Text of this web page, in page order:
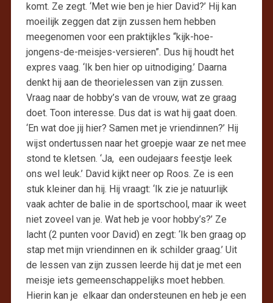
komt. Ze zegt. ‘Met wie ben je hier David?’ Hij kan
moeilijk zeggen dat zijn zussen hem hebben
meegenomen voor een praktijkles “kijk-hoe-
jongens-de-meisjes-versieren”. Dus hij houdt het
expres vaag. ‘Ik ben hier op uitnodiging.’ Daarna
denkt hij aan de theorielessen van zijn zussen.
Vraag naar de hobby’s van de vrouw, wat ze graag
doet. Toon interesse. Dus dat is wat hij gaat doen.
‘En wat doe jij hier? Samen met je vriendinnen?’ Hij
wijst ondertussen naar het groepje waar ze net mee
stond te kletsen. ‘Ja, een oudejaars feestje leek
ons wel leuk.’ David kijkt neer op Roos. Ze is een
stuk kleiner dan hij. Hij vraagt: ‘Ik zie je natuurlijk
vaak achter de balie in de sportschool, maar ik weet
niet zoveel van je. Wat heb je voor hobby’s?’ Ze
lacht (2 punten voor David) en zegt: ‘Ik ben graag op
stap met mijn vriendinnen en ik schilder graag.’ Uit
de lessen van zijn zussen leerde hij dat je met een
meisje iets gemeenschappelijks moet hebben.
Hierin kan je elkaar dan ondersteunen en heb je een